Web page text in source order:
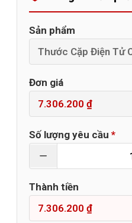
Sản phẩm
Đơn giá
Số lượng yêu cầu *
Thành tiền